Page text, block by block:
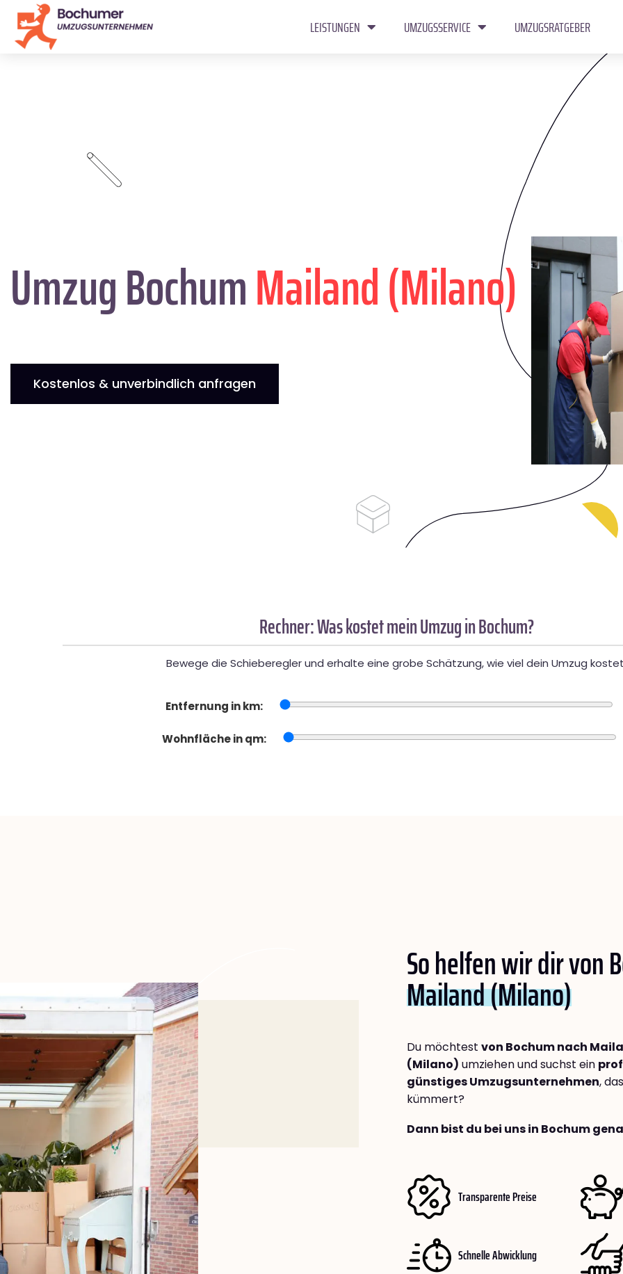
LEISTUNGEN UMZUGSSERVICE UMZUGSRATGEBER
Umzug BochumMailand (Milano)
Kostenlos & unverbindlich anfragen
Rechner: Was kostet mein Umzug in Bochum?
Bewege die Schieberegler und erhalte eine grobe Schätzung, wie viel dein Umzug
Entfernung in km:
Wohnfläche in qm:
So helfen wir dir von
Mailand (Milano)
Du möchtest von Bochum nach
(Milano) umziehen und suchst ein
günstiges Umzugsunternehmen,
kümmert?
Dann bist du bei uns in Bochum
Transparente Preise
Schnelle Abwicklung